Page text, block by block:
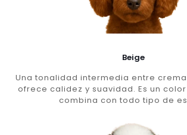
Beige
Una tonalidad intermedia entre
ofrece calidez y suavidad. Es un
combina con todo tipo de